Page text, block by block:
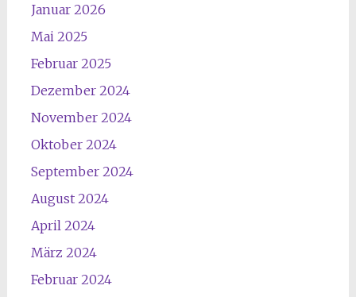
Januar 2026
Mai 2025
Februar 2025
Dezember 2024
November 2024
Oktober 2024
September 2024
August 2024
April 2024
März 2024
Februar 2024